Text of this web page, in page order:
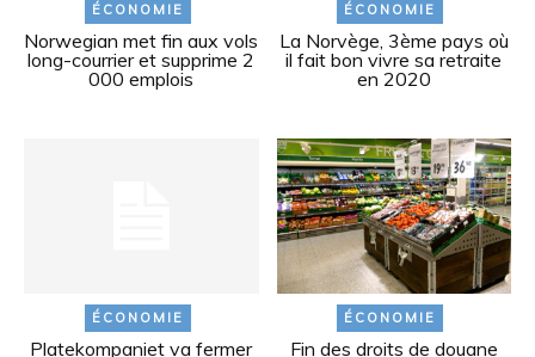
ÉCONOMIE
Norwegian met fin aux vols
long-courrier et supprime 2
000 emplois
ÉCONOMIE
La Norvège, 3ème pays où
il fait bon vivre sa retraite
en 2020
ÉCONOMIE
Platekompaniet va fermer
ÉCONOMIE
Fin des droits de douane